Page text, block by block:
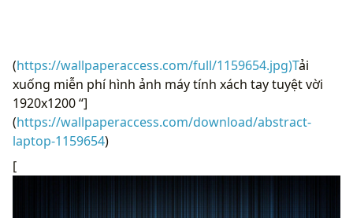
(https://wallpaperaccess.com/full/1159654.jpg)Tải
xuống miễn phí hình ảnh máy tính xách tay tuyệt vời
1920x1200 “]
(https://wallpaperaccess.com/download/abstract-
laptop-1159654)
[